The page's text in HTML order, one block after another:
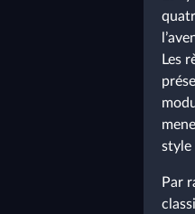
Les
style
Par